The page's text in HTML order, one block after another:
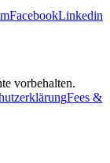
FacebookLinkedin
vorbehalten.
Fees &